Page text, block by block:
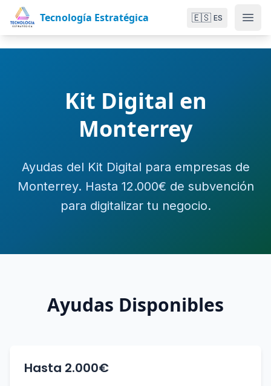
Tecnología Estratégica 🇪🇸 ES
Kit Digital en
Monterrey
Ayudas del Kit Digital para empresas de
Monterrey. Hasta 12.000€ de subvención
para digitalizar tu negocio.
Ayudas Disponibles
Hasta 2.000€